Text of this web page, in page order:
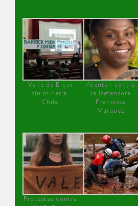
Valle de Elqui
sin minería.
Chile
Atentan contra
la Defensora
Francisca
Márquez
Protestas contra